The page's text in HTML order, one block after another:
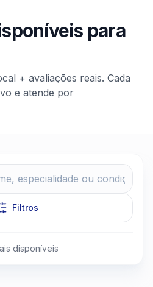
para
+ avaliações reais. Cada
e atende por
Filtros
disponíveis